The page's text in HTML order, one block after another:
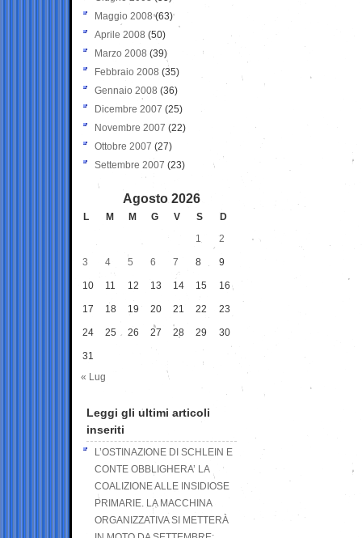
Maggio 2008(63)
Aprile 2008 (50)
Marzo 2008 (39)
Febbraio 2008 (35)
Gennaio 2008 (36)
Dicembre 2007 (25)
Novembre 2007 (22)
Ottobre 2007 (27)
Settembre 2007 (23)
Agosto 2026
L M M G V S
D
1
2
3 4 5 6 7 8 9
10 11 12 13 14 15 16
17 18 19 20 21 22 23
24 25 26 27 28 29 30
31
« Lug
Leggi gli ultimi articoli
inseriti
L’OSTINAZIONE DI SCHLEIN E
CONTE OBBLIGHERA’ LA
COALIZIONE ALLE INSIDIOSE
PRIMARIE. LA MACCHINA
ORGANIZZATIVA SI METTERÀ